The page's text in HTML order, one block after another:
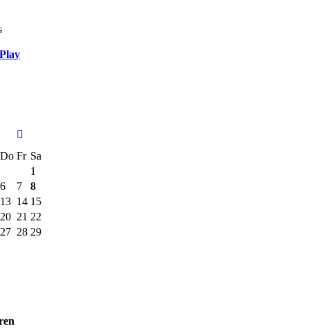
Do Fr Sa
1
6
7
8
13 14 15
20 21 22
27 28 29